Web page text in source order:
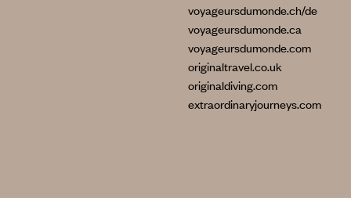
voyageursdumonde.ch/de
voyageursdumonde.ca
voyageursdumonde.com
originaltravel.co.uk
originaldiving.com
extraordinaryjourneys.com